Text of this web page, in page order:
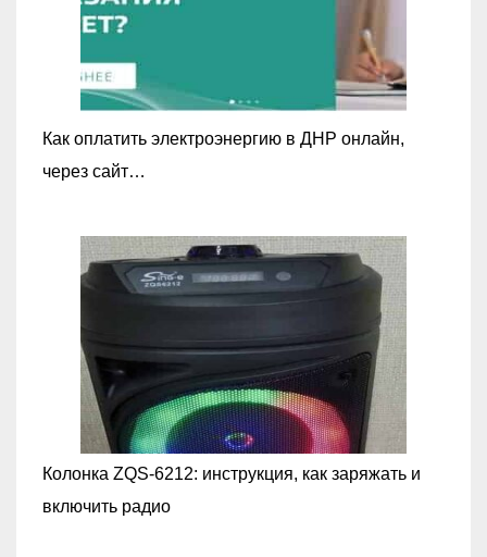
Как оплатить электроэнергию в ДНР онлайн,
через сайт…
Колонка ZQS-6212: инструкция, как заряжать и
включить радио